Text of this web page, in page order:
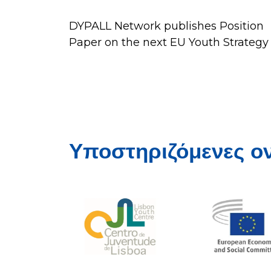
DYPALL Network publishes Position
Paper on the next EU Youth Strategy
Υποστηριζόμενες